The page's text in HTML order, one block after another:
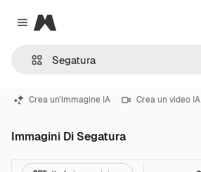
Close menu
Magnific
Crea un'immagine IA Crea un video IA
Immagini Di Segatura